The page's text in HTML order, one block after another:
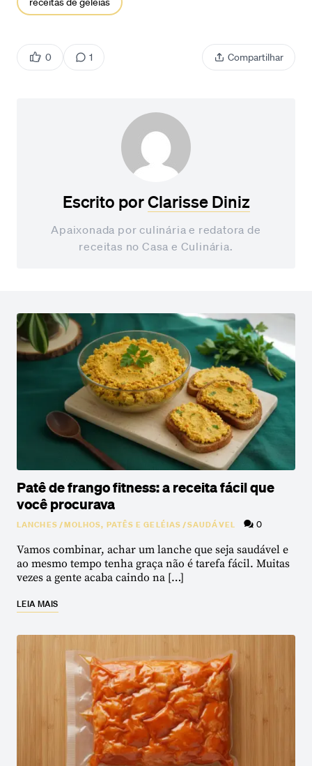
0 1 Compartilhar
Escrito porClarisse Diniz
Apaixonada por culinária e redatora de
receitas no Casa e Culinária.
Patê de frango fitness: a receita fácil que
você procurava
LANCHES/MOLHOS, PATÊS E GELÉIAS/SAUDÁVEL 0
Vamos combinar, achar um lanche que seja saudável e
ao mesmo tempo tenha graça não é tarefa fácil. Muitas
vezes a gente acaba caindo na […]
LEIA MAIS